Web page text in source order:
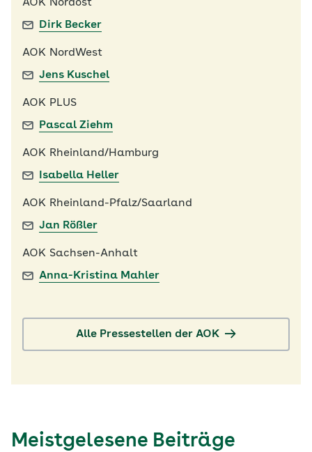
AOK Nordost
Dirk Becker
AOK NordWest
Jens Kuschel
AOK PLUS
Pascal Ziehm
AOK Rheinland/Hamburg
Isabella Heller
AOK Rheinland-Pfalz/Saarland
Jan Rößler
AOK Sachsen-Anhalt
Anna-Kristina Mahler
Alle Pressestellen der AOK
Meistgelesene Beiträge